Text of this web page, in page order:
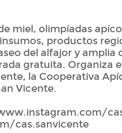
miel, olimpíadas
productos
del alfajor y amplia
gratuita. Organiza
la Cooperativa
Vicente.
cas.sanvicente